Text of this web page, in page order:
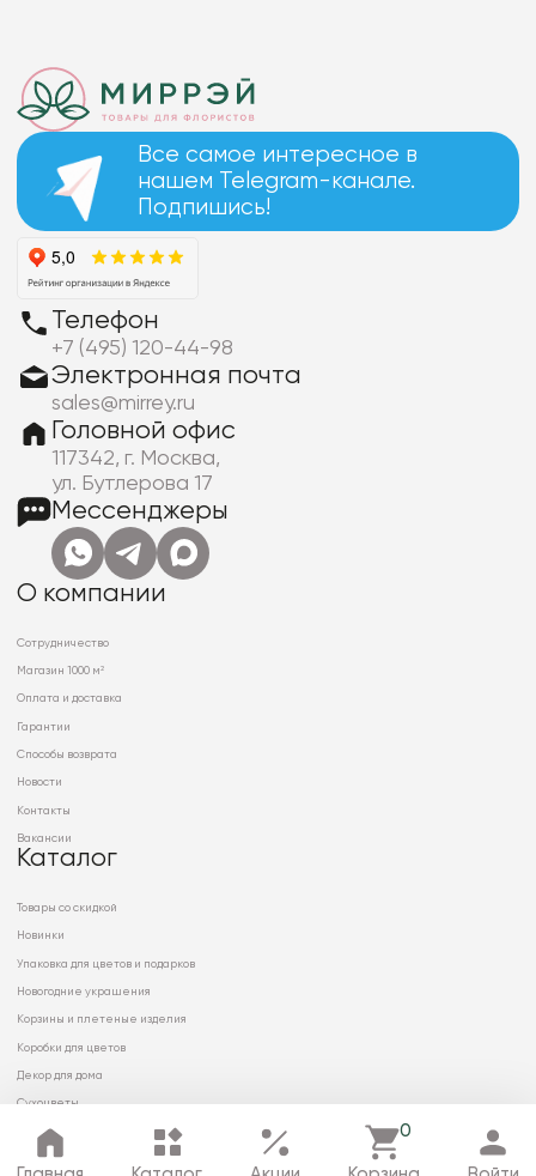
0
Все самое интересное в
нашем Telegram-канале.
Подпишись!
Телефон
+7 (495) 120-44-98
Электронная почта
sales@mirrey.ru
Головной офис
117342, г. Москва,
ул. Бутлерова 17
Мессенджеры
О компании
Сотрудничество
Магазин 1000 м²
Оплата и доставка
Гарантии
Способы возврата
Новости
Контакты
Вакансии
Каталог
Товары со скидкой
Новинки
Упаковка для цветов и подарков
Новогодние украшения
Корзины и плетеные изделия
Коробки для цветов
Декор для дома
Сухоцветы